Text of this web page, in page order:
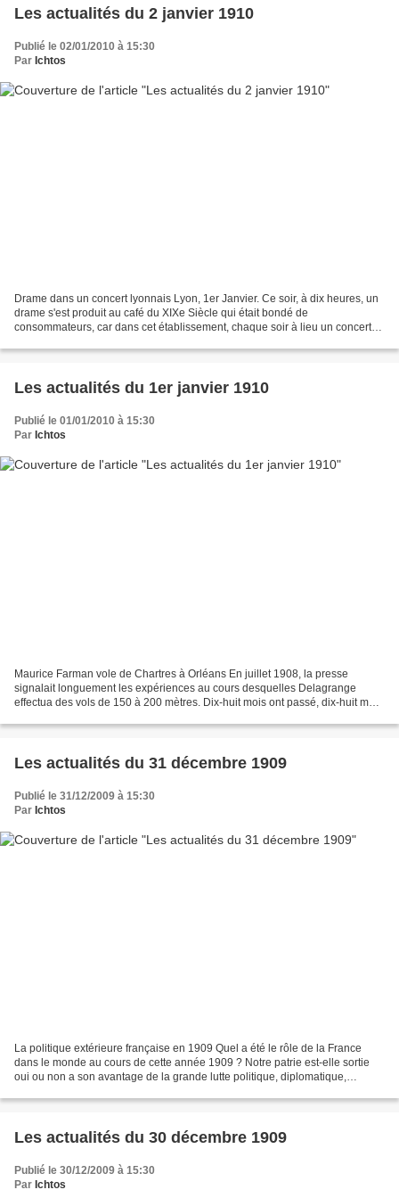
Les actualités du 2 janvier 1910
Publié le 02/01/2010 à 15:30
Par Ichtos
Drame dans un concert lyonnais Lyon, 1er Janvier. Ce soir, à dix heures, un
drame s'est produit au café du XIXe Siècle qui était bondé de
consommateurs, car dans cet établissement, chaque soir à lieu un concert
Les actualités du 1er janvier 1910
Publié le 01/01/2010 à 15:30
Par Ichtos
Maurice Farman vole de Chartres à Orléans En juillet 1908, la presse
signalait longuement les expériences au cours desquelles Delagrange
effectua des vols de 150 à 200 mètres. Dix-huit mois ont passé, dix-huit mois
Les actualités du 31 décembre 1909
Publié le 31/12/2009 à 15:30
Par Ichtos
La politique extérieure française en 1909 Quel a été le rôle de la France
dans le monde au cours de cette année 1909 ? Notre patrie est-elle sortie
oui ou non a son avantage de la grande lutte politique, diplomatique,
Les actualités du 30 décembre 1909
Publié le 30/12/2009 à 15:30
Par Ichtos